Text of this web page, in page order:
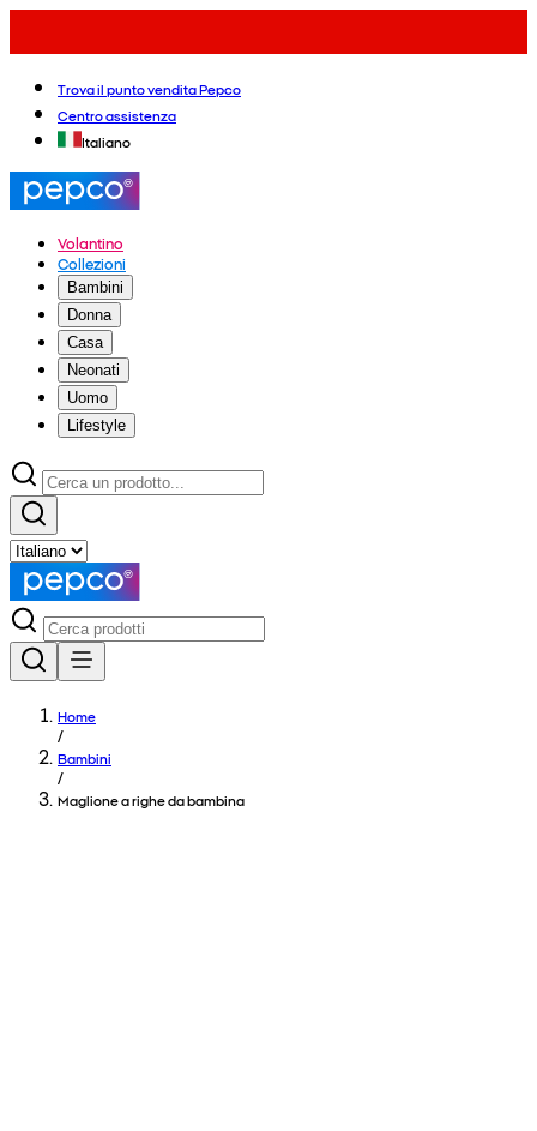
Trova il punto vendita Pepco
Centro assistenza
Italiano
Volantino
Collezioni
Bambini
Donna
Casa
Neonati
Uomo
Lifestyle
Home
/
Bambini
/
Maglione a righe da bambina